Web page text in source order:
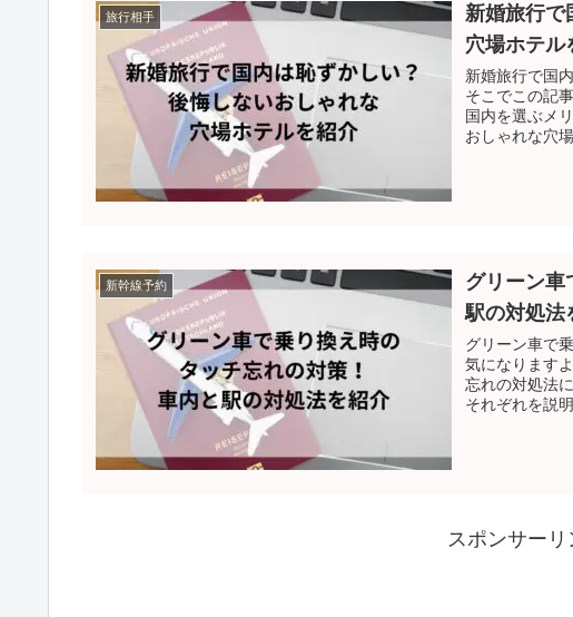
旅行相手
新婚旅行で
穴場ホテル
新婚旅行で国
そこでこの記
国内を選ぶメ
おしゃれな穴
新幹線予約
グリーン車
駅の対処法
グリーン車で
気になります
忘れの対処法
それぞれを説
スポンサーリ